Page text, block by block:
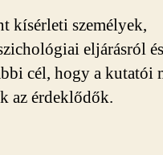
kísérleti személyek,
eljárásról és
cél, hogy a kutatói
az érdeklődők.